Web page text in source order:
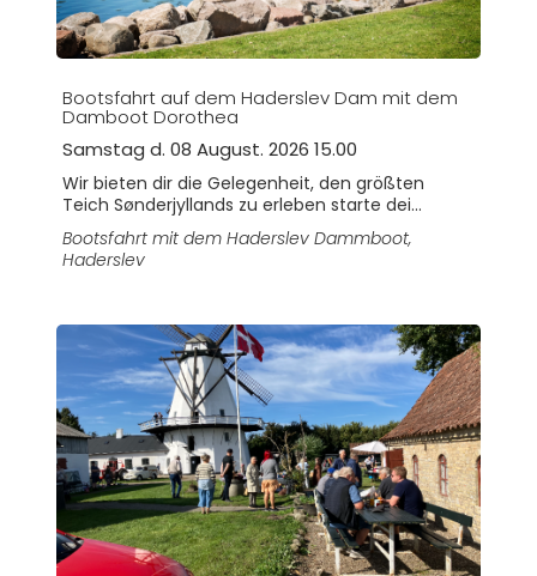
Bootsfahrt auf dem Haderslev Dam mit dem
Damboot Dorothea
Samstag d. 08 August. 2026 15.00
Wir bieten dir die Gelegenheit, den größten
Teich Sønderjyllands zu erleben starte dei...
Bootsfahrt mit dem Haderslev Dammboot,
Haderslev